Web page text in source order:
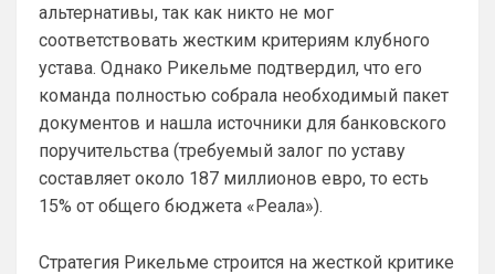
альтернативы, так как никто не мог
соответствовать жестким критериям клубного
устава. Однако Рикельме подтвердил, что его
команда полностью собрала необходимый пакет
документов и нашла источники для банковского
поручительства (требуемый залог по уставу
составляет около 187 миллионов евро, то есть
15% от общего бюджета «Реала»).
Стратегия Рикельме строится на жесткой критике